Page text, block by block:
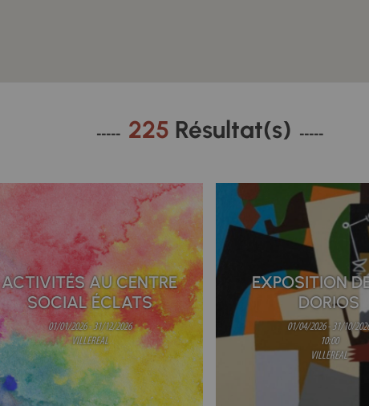
225 Résultat(s)
ACTIVITÉS AU CENTRE
SOCIAL ÉCLATS
01/01/2026 - 31/12/2026
VILLEREAL
EXPOSITION
DORIOS
01/04/2026 - 31/10/
10:00
VILLEREAL